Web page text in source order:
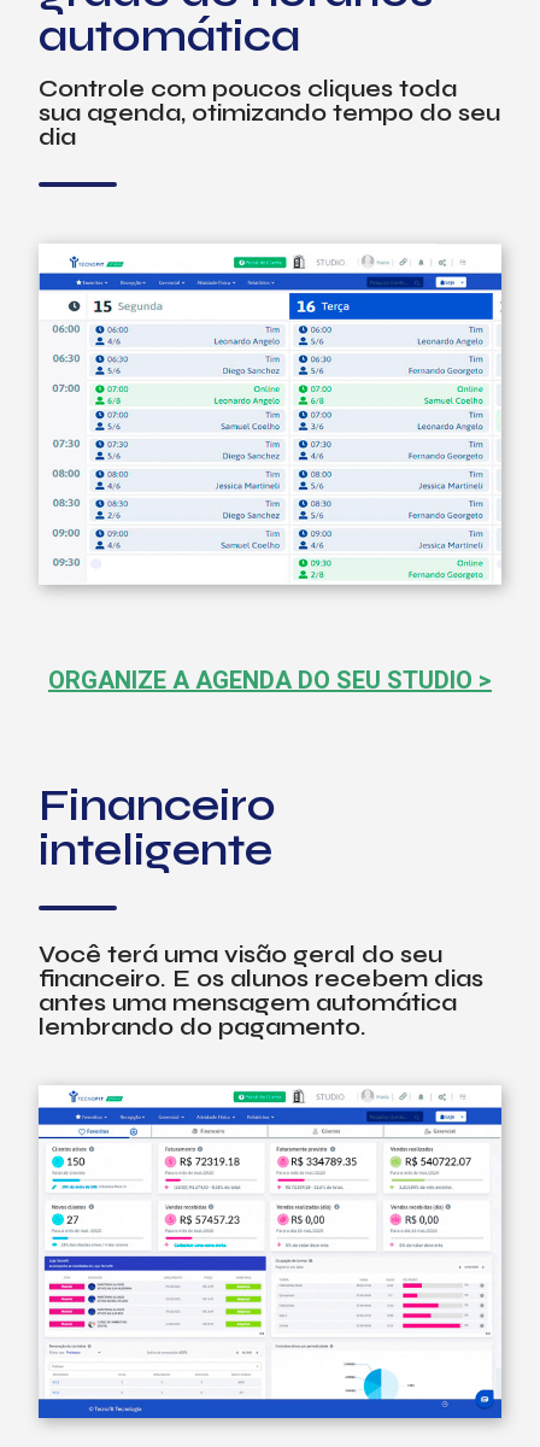
automática
Controle com poucos cliques toda
sua agenda, otimizando tempo do seu
dia
ORGANIZE A AGENDA DO SEU STUDIO >
Financeiro
inteligente
Você terá uma visão geral do seu
financeiro. E os alunos recebem dias
antes uma mensagem automática
lembrando do pagamento.